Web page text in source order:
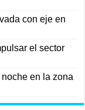
con eje en
el sector
en la zona